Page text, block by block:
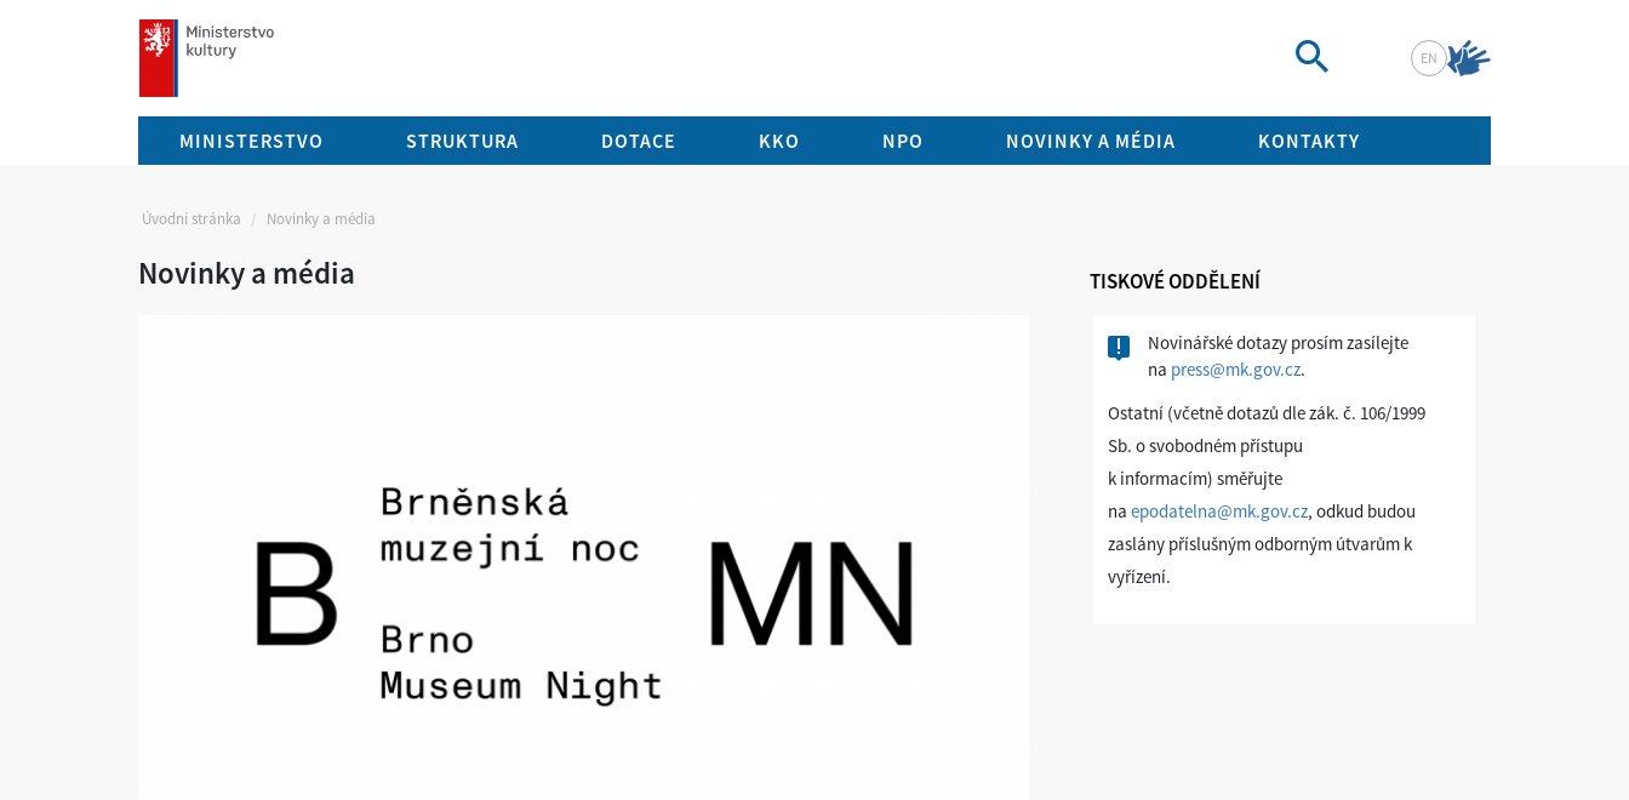
mkcr.cz
EN
MINISTERSTVO STRUKTURA DOTACE KKO NPO NOVINKY A MÉDIA KONTAKTY
Úvodní stránka Novinky a média
Novinky a média TISKOVÉ ODDĚLENÍ
Novinářské dotazy prosím zasílejte
na press@mk.gov.cz.
Ostatní (včetně dotazů dle zák. č. 106/1999
Sb. o svobodném přístupu
k informacím) směřujte
na epodatelna@mk.gov.cz, odkud budou
zaslány příslušným odborným útvarům k
vyřízení.